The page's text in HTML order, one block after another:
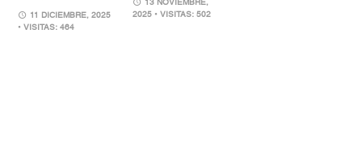
11 DICIEMBRE, 2025
• VISITAS: 464
13 NOVIEMBRE,
2025 • VISITAS: 502